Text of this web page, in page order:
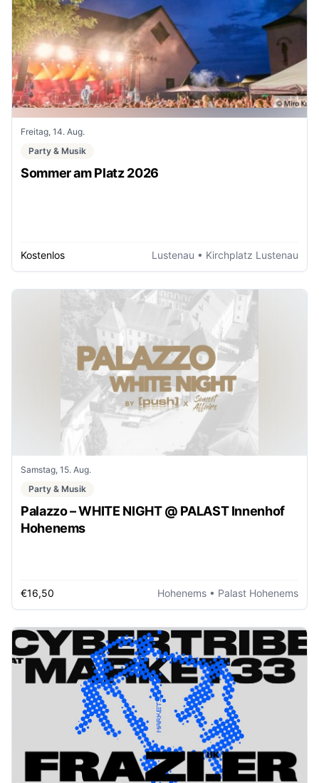
Freitag, 14. Aug.
Party & Musik
Sommer am Platz 2026
Kostenlos Lustenau • Kirchplatz Lustenau
Samstag, 15. Aug.
Party & Musik
Palazzo – WHITE NIGHT @ PALAST Innenhof
Hohenems
€16,50 Hohenems • Palast Hohenems